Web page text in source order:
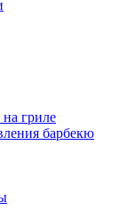
гриле
барбекю